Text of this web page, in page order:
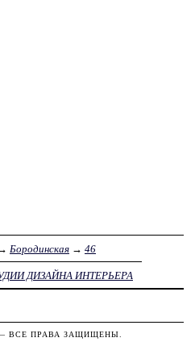
Бородинская → 46
ДИЗАЙНА ИНТЕРЬЕРА
ВСЕ ПРАВА ЗАЩИЩЕНЫ.